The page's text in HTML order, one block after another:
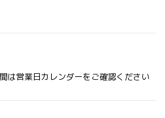
は営業日カレンダーをご確認ください